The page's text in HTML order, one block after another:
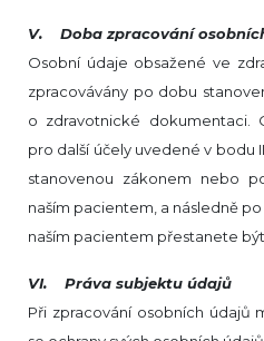
V. Doba zpracování
Osobní údaje obsažené ve
zpracovávány po dobu
o zdravotnické dokumentaci.
pro další účely uvedené v bodu
stanovenou zákonem nebo
naším pacientem, a následně
naším pacientem přestanete být.
VI. Práva subjektu údajů
Při zpracování osobních údajů